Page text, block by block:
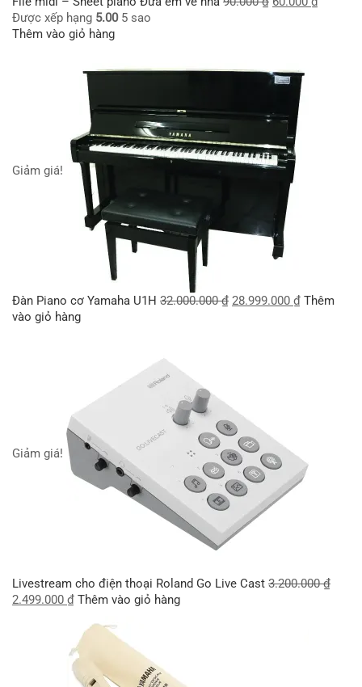
Được xếp hạng 5.005 sao
Thêm vào giỏ hàng
Giảm giá!
Đàn Piano cơ Yamaha U1H 32.000.000₫ 28.999.000 ₫ Thêm
vào giỏ hàng
Giảm giá!
Livestream cho điện thoại Roland Go Live Cast 3.200.000₫
2.499.000 ₫ Thêm vào giỏ hàng